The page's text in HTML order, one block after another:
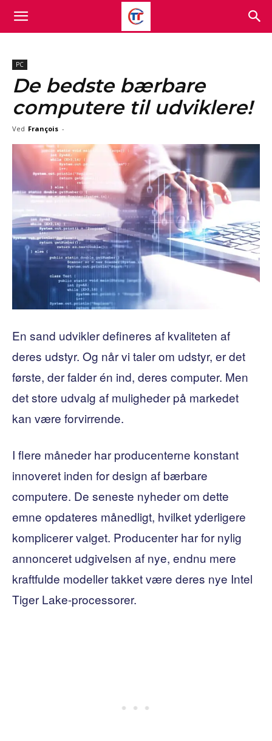
PC
De bedste bærbare
computere til udviklere!
Ved François -
En sand udvikler defineres af kvaliteten af ​​
deres udstyr. Og når vi taler om udstyr, er det
første, der falder én ind, deres computer. Men
det store udvalg af muligheder på markedet
kan være forvirrende.
I flere måneder har producenterne konstant
innoveret inden for design af bærbare
computere. De seneste nyheder om dette
emne opdateres månedligt, hvilket yderligere
komplicerer valget. Producenter har for nylig
annonceret udgivelsen af ​​nye, endnu mere
kraftfulde modeller takket være deres nye Intel
Tiger Lake-processorer.